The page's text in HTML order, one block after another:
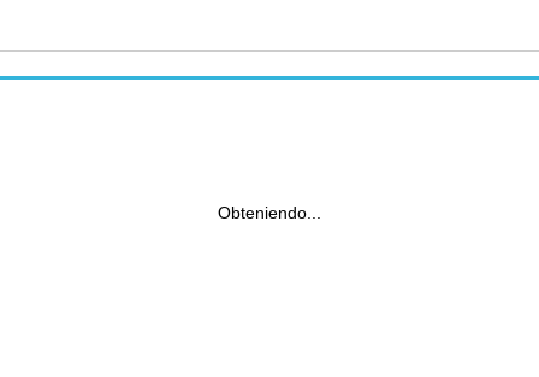
Obteniendo...